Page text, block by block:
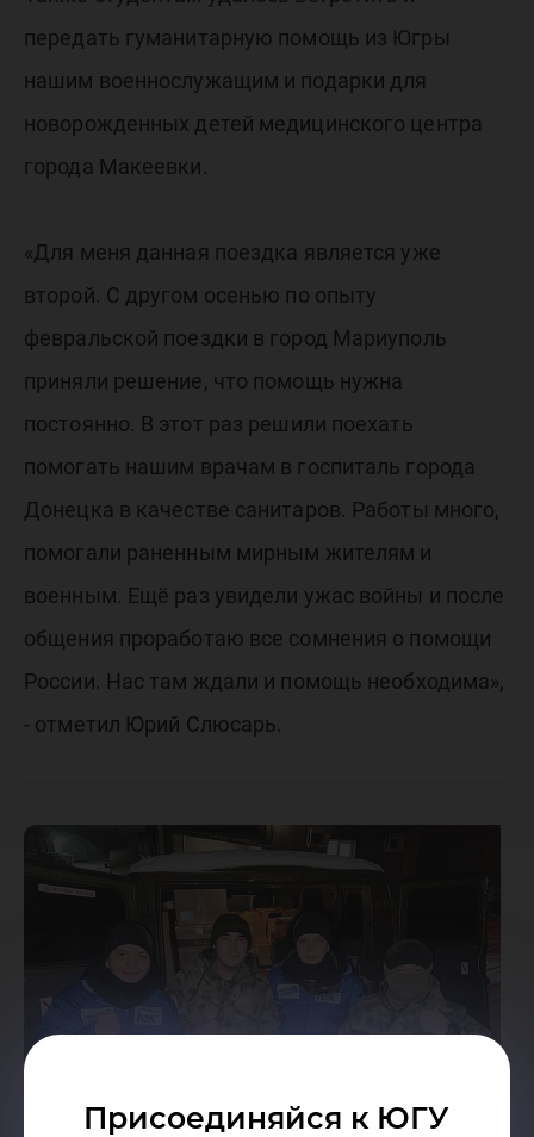
Присоединяйся к ЮГУ
передать гуманитарную помощь из Югры
нашим военнослужащим и подарки для
новорожденных детей медицинского центра
города Макеевки.
«Для меня данная поездка является уже
второй. С другом осенью по опыту
февральской поездки в город Мариуполь
приняли решение, что помощь нужна
постоянно. В этот раз решили поехать
помогать нашим врачам в госпиталь города
Донецка в качестве санитаров. Работы много,
помогали раненным мирным жителям и
военным. Ещё раз увидели ужас войны и после
общения проработаю все сомнения о помощи
России. Нас там ждали и помощь необходима»,
- отметил Юрий Слюсарь.